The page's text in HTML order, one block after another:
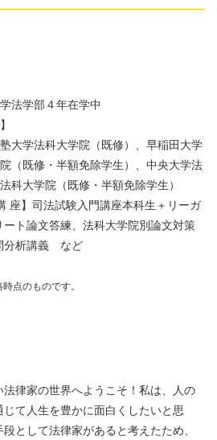
法学部４年在学中
大学法科大学院（既修）、 早稲田大学
（既修・半額免除学生）、 中央大学法
科大学院（既修・半額免除学生）
座】司法試験入門講座本科生＋リーガ
ト論文答練、法科大学院別論文対策
分析講義 など
点のものです。
律家の世界へようこそ！私は、人の
て人生を豊かに面白くしたいと思
として法律家があると考えたため、